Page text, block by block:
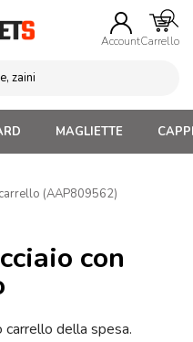
AccountCarrello
MAGLIETTE
(AAP809562)
con
carrello della spesa.